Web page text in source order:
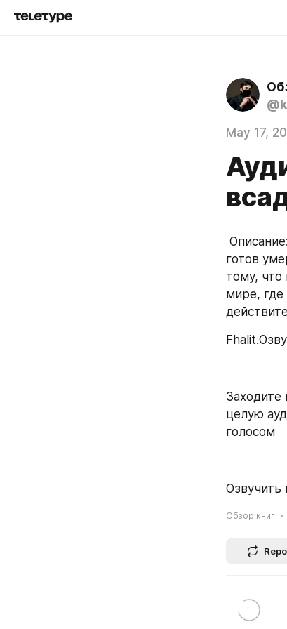
May 17,
готов
тому,
мире, где
Заходите
целую
голосом
Озвучить
Обзор книг